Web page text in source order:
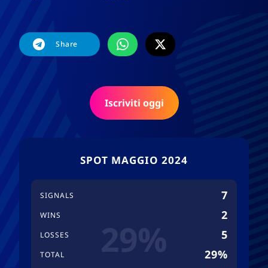
Share
Iscriviti oggi
SPOT MAGGIO 2024
SIGNALS 7
WINS 2
LOSSES 5
TOTAL 29%